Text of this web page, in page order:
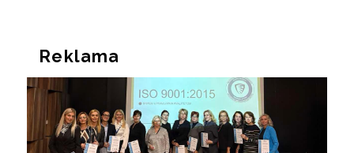
Reklama